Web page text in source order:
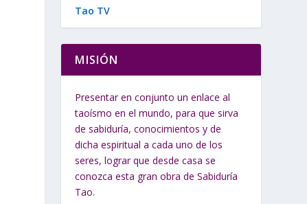
Tao TV
MISIÓN
Presentar en conjunto un enlace al
taoísmo en el mundo, para que sirva
de sabiduría, conocimientos y de
dicha espiritual a cada uno de los
seres, lograr que desde casa se
conozca esta gran obra de Sabiduría
Tao.